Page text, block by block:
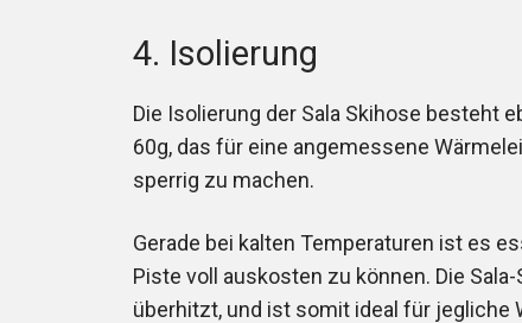
4. Isolierung
Die Isolierung der Sala Skihose besteht
60g, das für eine angemessene
sperrig zu machen.
Gerade bei kalten Temperaturen ist es
Piste voll auskosten zu können. Die
überhitzt, und ist somit ideal für jegliche